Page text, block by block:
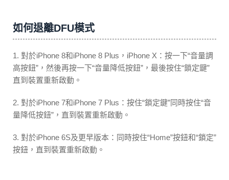
如何退離DFU模式
1. 對於iPhone 8和iPhone 8 Plus，iPhone X：按一下“音量調
高按鈕”，然後再按一下“音量降低按鈕”，最後按住“鎖定鍵”
直到裝置重新啟動。
2. 對於iPhone 7和iPhone 7 Plus：按住“鎖定鍵”同時按住“音
量降低按鈕”，直到裝置重新啟動。
3. 對於iPhone 6S及更早版本：同時按住“Home”按鈕和“鎖定”
按鈕，直到裝置重新啟動。